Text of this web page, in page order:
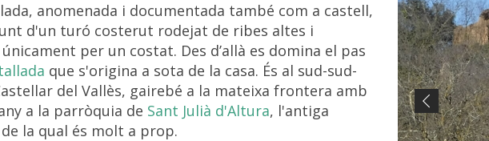
anomenada i documentada també com a castell,
d'un turó costerut rodejat de ribes altes i
per un costat. Des d’allà es domina el pas
que s'origina a sota de la casa. És al sud-sud-
del Vallès, gairebé a la mateixa frontera amb
a la parròquia de Sant Julià d'Altura, l'antiga
la qual és molt a prop.
Previous